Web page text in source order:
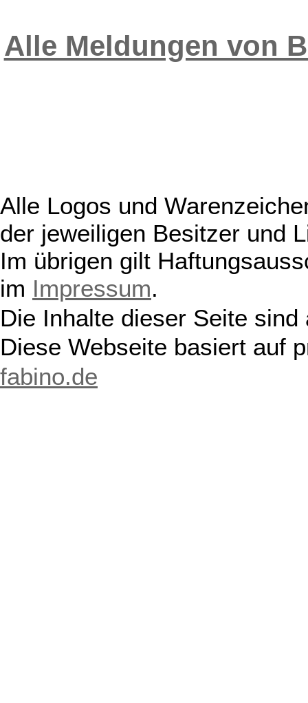
Alle Meldungen von
Alle Logos und
der jeweiligen Besitzer und
Im übrigen gilt
im Impressum.
Die Inhalte dieser Seite
Diese Webseite basiert auf
fabino.de